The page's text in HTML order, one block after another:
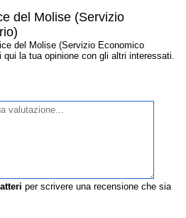
del Molise (Servizio
del Molise (Servizio Economico
qui la tua opinione con gli altri interessati.
per scrivere una recensione che sia